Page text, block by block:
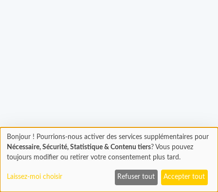
Chargement
En cours...
Bonjour ! Pourrions-nous activer des services supplémentaires pour
Nécessaire, Sécurité, Statistique & Contenu tiers? Vous pouvez
toujours modifier ou retirer votre consentement plus tard.
Laissez-moi choisir Refuser tout Accepter tout